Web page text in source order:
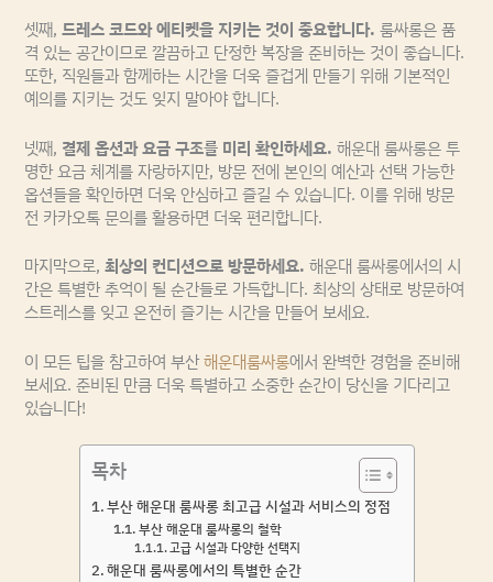
셋째,드레스 코드와 에티켓을 지키는 것이 중요합니다. 룸싸롱은 품
격 있는 공간이므로 깔끔하고 단정한 복장을 준비하는 것이 좋습니다.
또한, 직원들과 함께하는 시간을 더욱 즐겁게 만들기 위해 기본적인
예의를 지키는 것도 잊지 말아야 합니다.
넷째, 결제 옵션과 요금 구조를 미리 확인하세요. 해운대 룸싸롱은 투
명한 요금 체계를 자랑하지만, 방문 전에 본인의 예산과 선택 가능한
옵션들을 확인하면 더욱 안심하고 즐길 수 있습니다. 이를 위해 방문
전 카카오톡 문의를 활용하면 더욱 편리합니다.
마지막으로,최상의 컨디션으로 방문하세요. 해운대 룸싸롱에서의 시
간은 특별한 추억이 될 순간들로 가득합니다. 최상의 상태로 방문하여
스트레스를 잊고 온전히 즐기는 시간을 만들어 보세요.
이 모든 팁을 참고하여 부산해운대룸싸롱에서 완벽한 경험을 준비해
보세요. 준비된 만큼 더욱 특별하고 소중한 순간이 당신을 기다리고
있습니다!
목차
부산 해운대 룸싸롱 최고급 시설과 서비스의 정점
부산 해운대 룸싸롱의 철학
고급 시설과 다양한 선택지
해운대 룸싸롱에서의 특별한 순간